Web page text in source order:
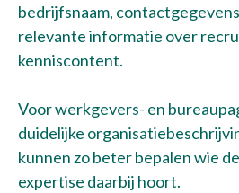
bedrijfsnaam,
relevante informatie over
kenniscontent.
Voor werkgevers- en
duidelijke
kunnen zo beter bepalen wie
expertise daarbij hoort.